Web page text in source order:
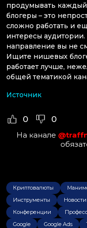
продумывать
блогеры – это
сложно работать и
интересы
направление вы не
Ищите нишевых
работает лучше,
общей тематикой
Источник
0 0
На канале
Криптовалюты
Инструменты
Новости
Конференции
Google
Google Ads